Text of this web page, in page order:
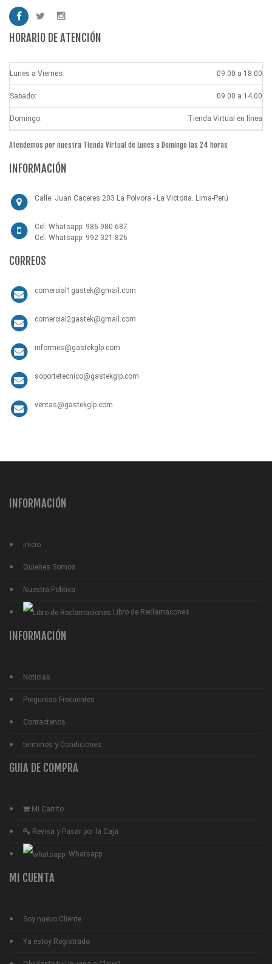
HORARIO DE ATENCIÓN
Lunes a Viernes: 09.00 a 18.00
Sabado: 09.00 a 14.00
Domingo: Tienda Virtual en línea
Atendemos por nuestra Tienda Virtual de Lunes a Domingo las 24 horas
INFORMACIÓN
Calle. Juan Caceres 203 La Polvora - La Victoria. Lima-Perú
Cel. Whatsapp: 986 980 687
Cel. Whatsapp: 992 321 826
CORREOS
comercial1gastek@gmail.com
comercial2gastek@gmail.com
informes@gastekglp.com
soportetecnico@gastekglp.com
ventas@gastekglp.com
INFORMACIÓN
inicio
Quienes Somos
Nuestra Politica
Libro de Reclamacones
INFORMACIÓN
Noticias
Preguntas Frecuentes
Contactenos
terminos y Condiciones
GUIA DE COMPRA
Mi Carrito
Revisa y Pasar por la Caja
Whatsapp
MI CUENTA
Soy nuevo Cliente
Ya estoy Registrado